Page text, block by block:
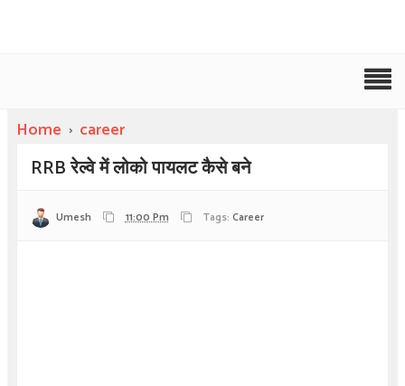
Home › career
RRB रेल्वे में लोको पायलट कैसे बने
Umesh 11:00 Pm Tags: Career